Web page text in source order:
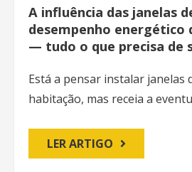
A influência das janelas
desempenho energético
— tudo o que precisa de
Está a pensar instalar janelas
habitação, mas receia a
LER ARTIGO